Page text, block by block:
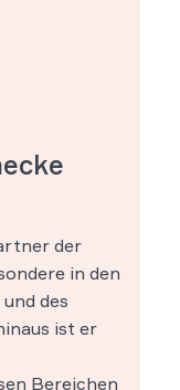
der
in den
des
ist er
Bereichen